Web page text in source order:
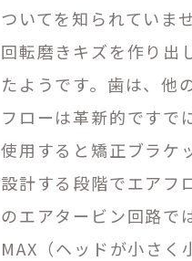
ついてを知られていま
回転磨きキズを作り出
たようです。歯は、他
フローは革新的ですで
使用すると矯正ブラケ
設計する段階でエアフ
のエアタービン回路で
MAX（ヘッドが小さ